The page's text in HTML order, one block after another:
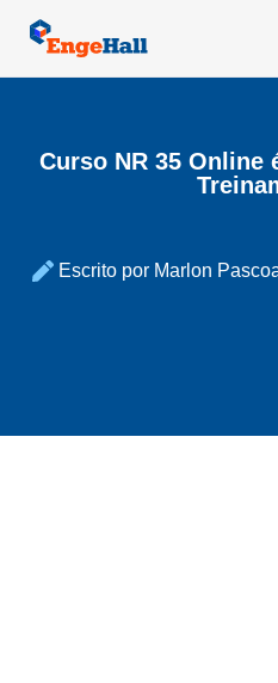
Curso NR 35 Online
Escrito por Marlon